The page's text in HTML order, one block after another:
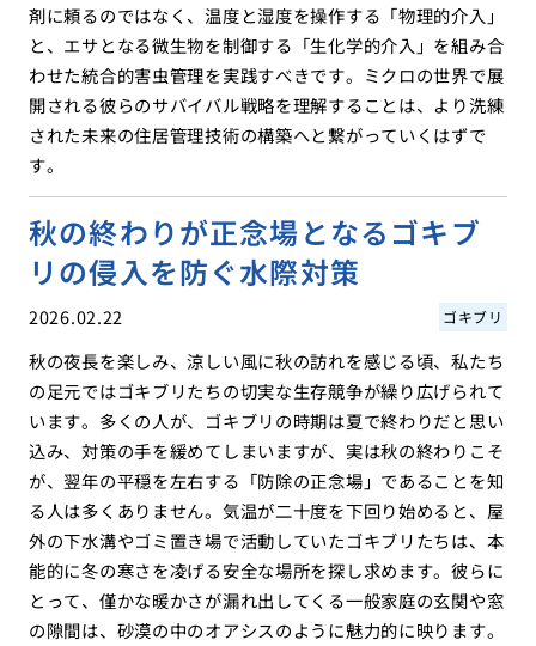
剤に頼るのではなく、温度と湿度を操作する「物理的介入」
と、エサとなる微生物を制御する「生化学的介入」を組み合
わせた統合的害虫管理を実践すべきです。ミクロの世界で展
開される彼らのサバイバル戦略を理解することは、より洗練
された未来の住居管理技術の構築へと繋がっていくはずで
す。
秋の終わりが正念場となるゴキブ
リの侵入を防ぐ水際対策
2026.02.22 ゴキブリ
秋の夜長を楽しみ、涼しい風に秋の訪れを感じる頃、私たち
の足元ではゴキブリたちの切実な生存競争が繰り広げられて
います。多くの人が、ゴキブリの時期は夏で終わりだと思い
込み、対策の手を緩めてしまいますが、実は秋の終わりこそ
が、翌年の平穏を左右する「防除の正念場」であることを知
る人は多くありません。気温が二十度を下回り始めると、屋
外の下水溝やゴミ置き場で活動していたゴキブリたちは、本
能的に冬の寒さを凌げる安全な場所を探し求めます。彼らに
とって、僅かな暖かさが漏れ出してくる一般家庭の玄関や窓
の隙間は、砂漠の中のオアシスのように魅力的に映ります。